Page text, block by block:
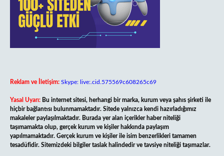
Reklam ve İletişim: Skype: live:.cid.575569c608265c69
Yasal Uyarı: Bu internet sitesi, herhangi bir marka, kurum veya şahıs şirketi ile
hiçbir bağlantısı bulunmamaktadır. Sitede yalnızca kendi hazırladığımız
makaleler paylaşılmaktadır. Burada yer alan içerikler haber niteliği
taşımamakta olup, gerçek kurum ve kişiler hakkında paylaşım
yapılmamaktadır. Gerçek kurum ve kişiler ile isim benzerlikleri tamamen
tesadüfidir. Sitemizdeki bilgiler taslak halindedir ve tavsiye niteliği taşımazlar.